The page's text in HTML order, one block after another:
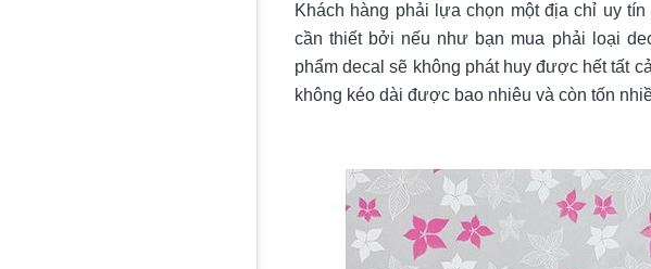
Khách hàng phải lựa chọn một địa chỉ uy
cần thiết bởi nếu như bạn mua phải loại
phẩm decal sẽ không phát huy được hết tất
không kéo dài được bao nhiêu và còn tốn